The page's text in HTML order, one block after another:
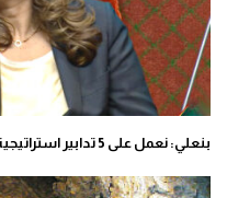
بنعلي: نعمل على 5 تدابير استراتيجية لتقوية العرض الطاقي بالمغرب